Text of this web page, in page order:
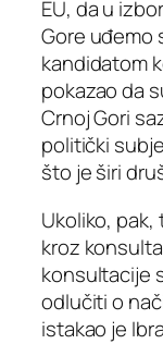
EU, da u
Gore uđemo
kandidatom
pokazao da
Crnoj Gori
politički
što je širi
Ukoliko,
kroz
konsultacije
odlučiti o
istakao je